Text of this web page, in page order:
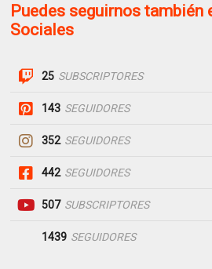
Puedes seguirnos también
Sociales
25 SUBSCRIPTORES
143 SEGUIDORES
352 SEGUIDORES
442 SEGUIDORES
507 SUBSCRIPTORES
1439 SEGUIDORES